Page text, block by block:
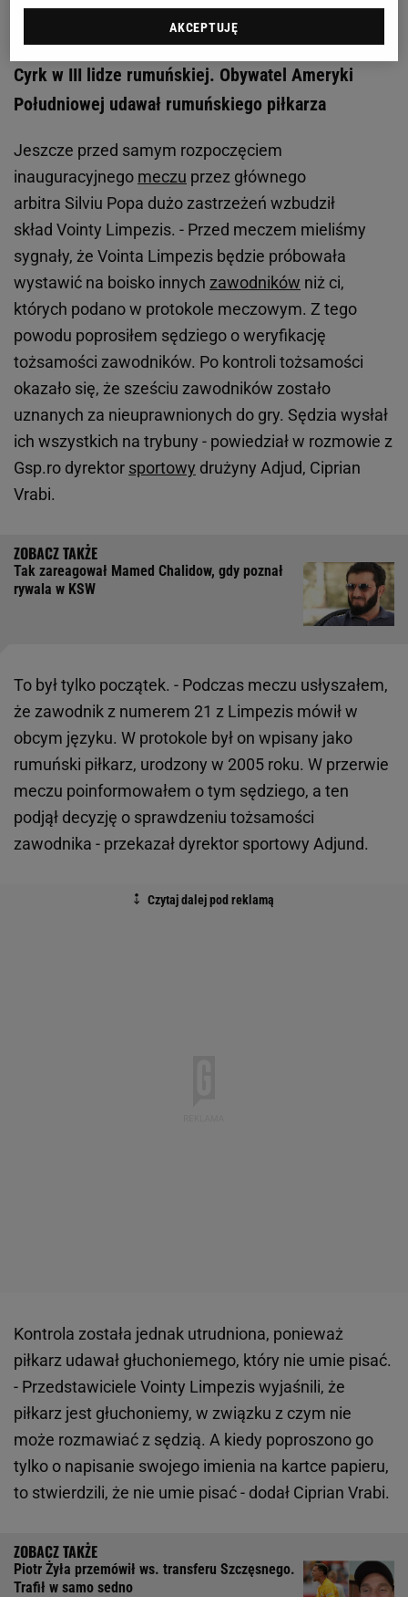
ale powrót Szczęsnego może być wyjątkowy
Cyrk w III lidze rumuńskiej. Obywatel Ameryki
Południowej udawał rumuńskiego piłkarza
Jeszcze przed samym rozpoczęciem
inauguracyjnego meczu przez głównego
arbitra Silviu Popa dużo zastrzeżeń wzbudził
skład Vointy Limpezis. - Przed meczem mieliśmy
sygnały, że Vointa Limpezis będzie próbowała
wystawić na boisko innych zawodników niż ci,
których podano w protokole meczowym. Z tego
powodu poprosiłem sędziego o weryfikację
tożsamości zawodników. Po kontroli tożsamości
okazało się, że sześciu zawodników zostało
uznanych za nieuprawnionych do gry. Sędzia wysłał
ich wszystkich na trybuny - powiedział w rozmowie z
Gsp.ro dyrektor sportowy drużyny Adjud, Ciprian
Vrabi.
Tak zareagował Mamed Chalidow, gdy poznał
rywala w KSW
To był tylko początek. - Podczas meczu usłyszałem,
że zawodnik z numerem 21 z Limpezis mówił w
obcym języku. W protokole był on wpisany jako
rumuński piłkarz, urodzony w 2005 roku. W przerwie
meczu poinformowałem o tym sędziego, a ten
podjął decyzję o sprawdzeniu tożsamości
zawodnika - przekazał dyrektor sportowy Adjund.
Kontrola została jednak utrudniona, ponieważ
piłkarz udawał głuchoniemego, który nie umie pisać.
- Przedstawiciele Vointy Limpezis wyjaśnili, że
piłkarz jest głuchoniemy, w związku z czym nie
może rozmawiać z sędzią. A kiedy poproszono go
tylko o napisanie swojego imienia na kartce papieru,
to stwierdzili, że nie umie pisać - dodał Ciprian Vrabi.
Piotr Żyła przemówił ws. transferu Szczęsnego.
Trafił w samo sedno
AKCEPTUJĘ